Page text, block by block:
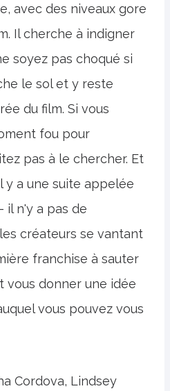
avec des niveaux gore
Il cherche à indigner
soyez pas choqué si
le sol et y reste
du film. Si vous
fou pour
pas à le chercher. Et
y a une suite appelée
il n'y a pas de
créateurs se vantant
franchise à sauter
vous donner une idée
vous pouvez vous
Cordova, Lindsey